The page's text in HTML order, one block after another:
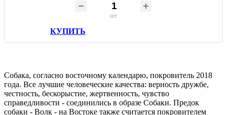
шт
КУПИТЬ
Собака, согласно восточному календарю, покровитель 2018
года. Все лучшие человеческие качества: верность дружбе,
честность, бескорыстие, жертвенность, чувство
справедливости - соединились в образе Собаки. Предок
собаки - Волк - на Востоке также считается покровителем